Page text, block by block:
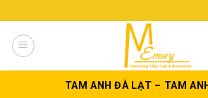
to
content
TAM ANH ĐÀ LẠT – TAM